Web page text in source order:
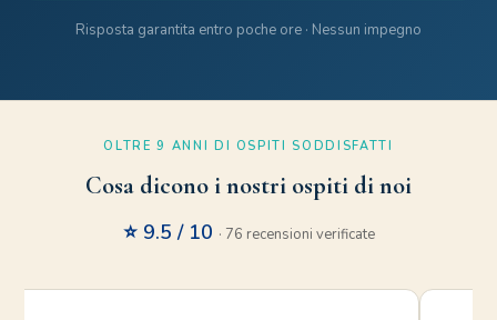
Risposta garantita entro poche ore · Nessun impegno
OLTRE 9 ANNI DI OSPITI SODDISFATTI
Cosa dicono i nostri ospiti di noi
⭐ 9.5 / 10 · 76 recensioni verificate